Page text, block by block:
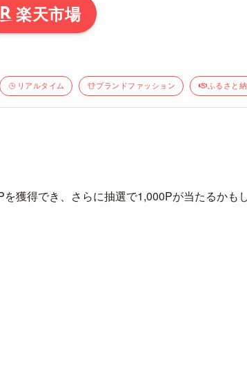
楽天市場
リアルタイム ブランドファッション ふるさと
獲得でき、さらに抽選で1,000Pが当たるかも